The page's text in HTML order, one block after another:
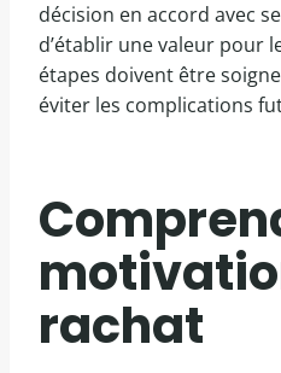
décision en accord avec
d’établir une valeur pour
étapes doivent être
éviter les complications
rachat